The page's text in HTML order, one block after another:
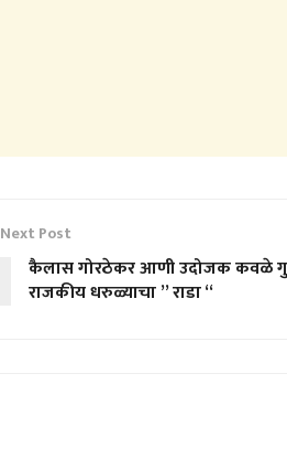
Next Post
कैलास गोरठेकर आणी उदोजक कवळे
राजकीय धरुळ्याचा ” राडा “